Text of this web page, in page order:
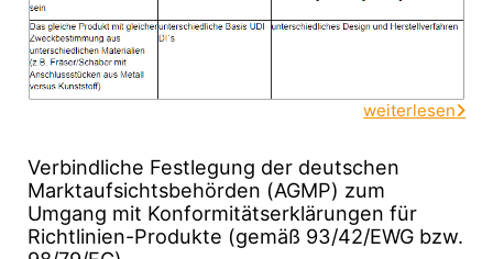
weiterlesen
Verbindliche Festlegung der deutschen
Marktaufsichtsbehörden (AGMP) zum
Umgang mit Konformitätserklärungen für
Richtlinien-Produkte (gemäß 93/42/EWG bzw.